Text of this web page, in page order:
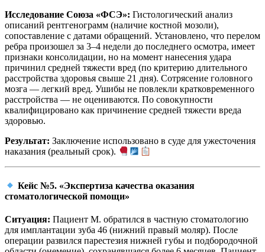
Исследование Союза «ФСЭ»: Гистологический анализ
описаний рентгенограмм (наличие костной мозоли),
сопоставление с датами обращений. Установлено, что перелом
ребра произошел за 3–4 недели до последнего осмотра, имеет
признаки консолидации, но на момент нанесения удара
причинил средней тяжести вред (по критерию длительного
расстройства здоровья свыше 21 дня). Сотрясение головного
мозга — легкий вред. Ушибы не повлекли кратковременного
расстройства — не оцениваются. По совокупности
квалифицировано как причинение средней тяжести вреда
здоровью.
Результат: Заключение использовано в суде для ужесточения
наказания (реальный срок).
Кейс №5. «Экспертиза качества оказания
стоматологической помощи»
Ситуация: Пациент М. обратился в частную стоматологию
для имплантации зуба 46 (нижний правый моляр). После
операции развился парестезия нижней губы и подбородочной